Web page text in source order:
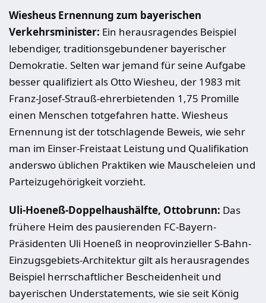
Wiesheus Ernennung zum bayerischen
Verkehrsminister: Ein herausragendes Beispiel
lebendiger, traditionsgebundener bayerischer
Demokratie. Selten war jemand für seine Aufgabe
besser qualifiziert als Otto Wiesheu, der 1983 mit
Franz-Josef-Strauß-ehrerbietenden 1,75 Promille
einen Menschen totgefahren hatte. Wiesheus
Ernennung ist der totschlagende Beweis, wie sehr
man im Einser-Freistaat Leistung und Qualifikation
anderswo üblichen Praktiken wie Mauscheleien und
Parteizugehörigkeit vorzieht.
Uli-Hoeneß-Doppelhaushälfte, Ottobrunn: Das
frühere Heim des pausierenden FC-Bayern-
Präsidenten Uli Hoeneß in neoprovinzieller S-Bahn-
Einzugsgebiets-Architektur gilt als herausragendes
Beispiel herrschaftlicher Bescheidenheit und
bayerischen Understatements, wie sie seit König